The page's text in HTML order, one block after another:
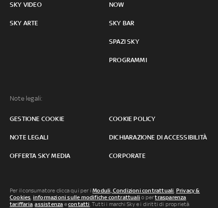
SKY VIDEO
SKY ARTE
NOW
SKY BAR
SPAZI SKY
PROGRAMMI
Note legali:
GESTIONE COOKIE COOKIE POLICY
NOTE LEGALI DICHIARAZIONE DI ACCESSIBILITÀ
OFFERTA SKY MEDIA CORPORATE
Per il consumatore clicca qui per iModuli, Condizioni contrattuali, Privacy &
Cookies, informazioni sulle modifiche contrattuali o pertrasparenza
tariffaria,assistenza econtatti. Tutti i marchi Sky e i diritti di proprietà